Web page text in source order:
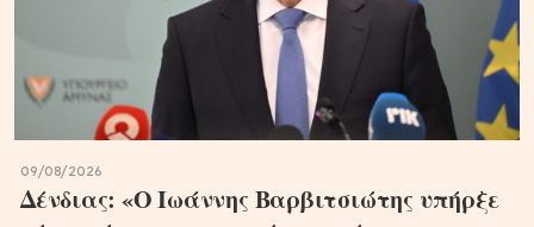
09/08/2026
Δένδιας: «Ο Ιωάννης Βαρβιτσιώτης υπήρξε